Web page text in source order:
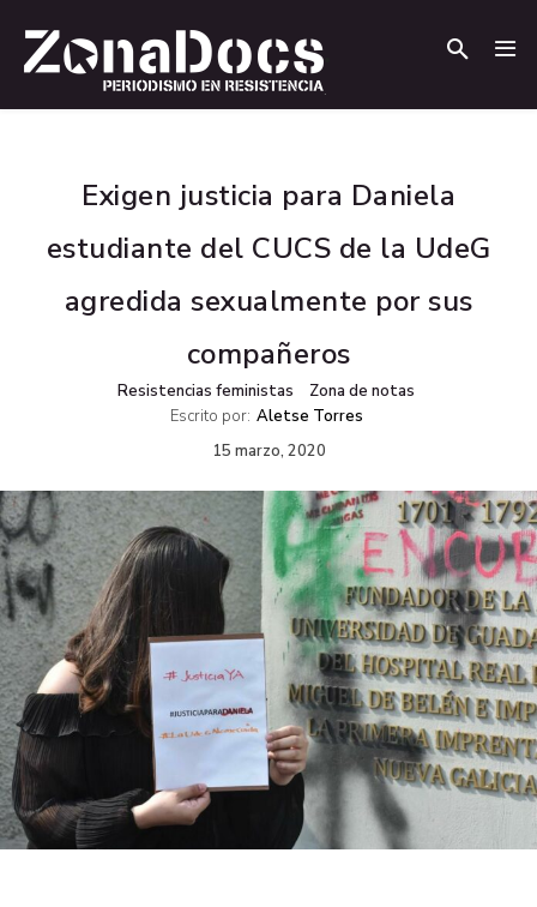
Exigen justicia para Daniela
estudiante del CUCS de la UdeG
agredida sexualmente por sus
compañeros
Resistencias feministas
Zona de notas
Escrito por: Aletse Torres
15 marzo, 2020